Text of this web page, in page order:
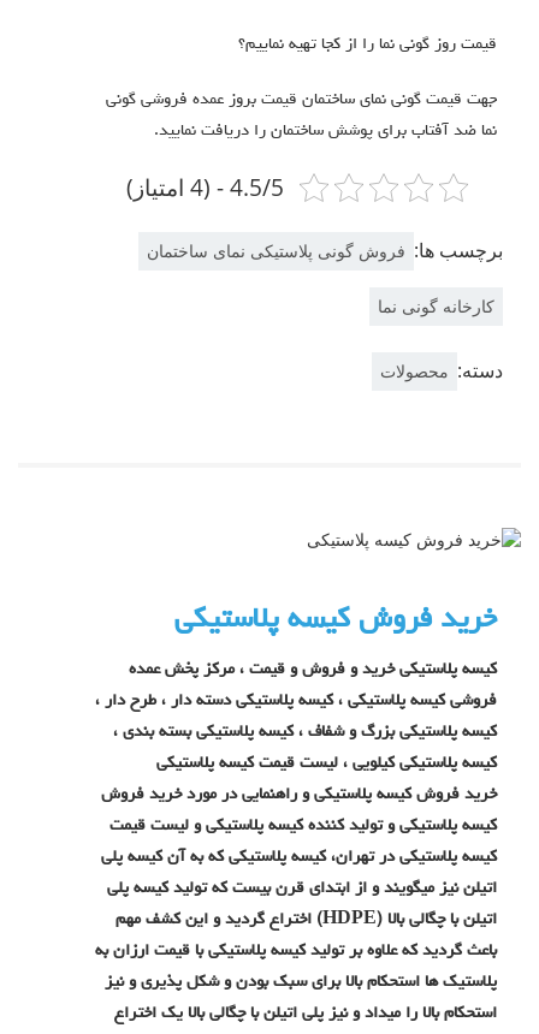
قیمت روز گونی نما را از کجا تهیه نماییم؟
جهت قیمت گونی نمای ساختمان قیمت بروز عمده فروشی گونی
نما ضد آفتاب برای پوشش ساختمان را دریافت نمایید.
4.5/5 - (4 امتیاز)
برچسب ها: فروش گونی پلاستیکی نمای ساختمان
کارخانه گونی نما
دسته: محصولات
خرید فروش کیسه پلاستیکی
کیسه پلاستیکی خرید و فروش و قیمت ، مرکز پخش عمده
فروشی کیسه پلاستیکی ، کیسه پلاستیکی دسته دار ، طرح دار ،
کیسه پلاستیکی بزرگ و شفاف ، کیسه پلاستیکی بسته بندی ،
کیسه پلاستیکی کیلویی ، لیست قیمت کیسه پلاستیکی
خرید فروش کیسه پلاستیکی و راهنمایی در مورد خرید فروش
کیسه پلاستیکی و تولید کننده کیسه پلاستیکی و لیست قیمت
کیسه پلاستیکی در تهران، کیسه پلاستیکی که به آن کیسه پلی
اتیلن نیز میگویند و از ابتدای قرن بیست کهتولید کیسه پلی
اتیلن با چگالی بالا (HDPE) اختراع گردید و این کشف مهم
باعث گردید که علاوه بر تولید کیسه پلاستیکی با قیمت ارزان به
پلاستیک ها استحکام بالا برای سبک بودن و شکل پذیری و نیز
استحکام بالا را میداد و نیز پلی اتیلن با چگالی بالا یک اختراع